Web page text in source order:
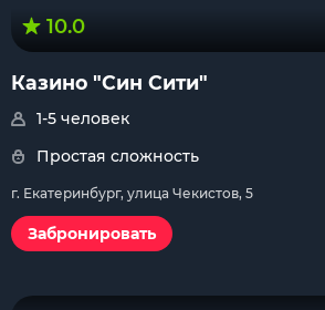
10.0
Казино "Син Сити"
1-5 человек
Простая сложность
г. Екатеринбург, улица Чекистов, 5
Забронировать